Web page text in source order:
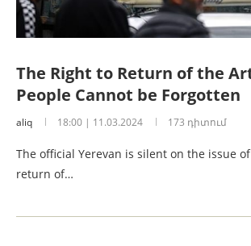
The Right to Return of the
People Cannot be Forgotten
aliq 18:00 | 11.03.2024 173 դիտում
The official Yerevan is silent on the issue
return of…